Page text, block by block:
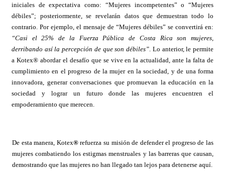
iniciales de expectativa como: “Mujeres incompetentes” o “Mujeres
débiles”; posteriormente, se revelarán datos que demuestran todo lo
contrario. Por ejemplo, el mensaje de “Mujeres débiles” se convertirá en:
“Casi el 25% de la Fuerza Pública de Costa Rica son mujeres,
derribando así la percepción de que son débiles” . Lo anterior, le permite
a Kotex® abordar el desafío que se vive en la actualidad, ante la falta de
cumplimiento en el progreso de la mujer en la sociedad, y de una forma
innovadora, generar conversaciones que promuevan la educación en la
sociedad y lograr un futuro donde las mujeres encuentren el
empoderamiento que merecen.
De esta manera, Kotex®refuerza su misión de defender el progreso de las
mujeres combatiendo los estigmas menstruales y las barreras que causan,
demostrando que las mujeres no han llegado tan lejos para detenerse aquí.